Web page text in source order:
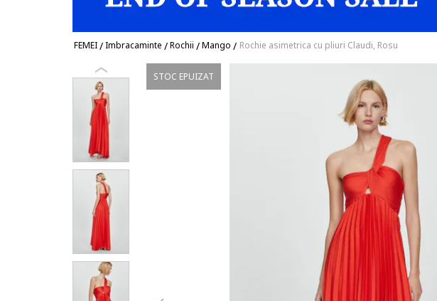
FEMEI/Imbracaminte /Rochii /Mango / Rochie asimetrica cu pliuri Claudi, Rosu
STOC EPUIZAT